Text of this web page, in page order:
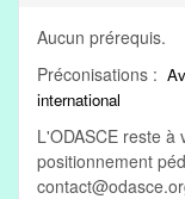
Aucun prérequis.
Préconisations :
international
L'ODASCE reste
positionnement